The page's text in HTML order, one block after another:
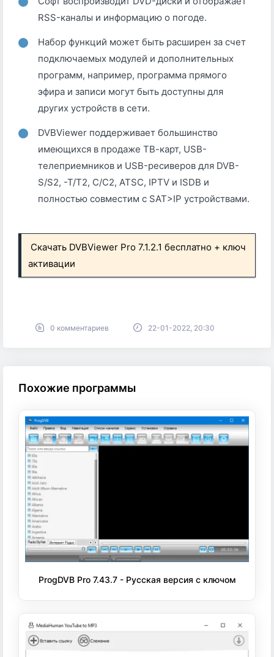
RSS-каналы и информацию о погоде.
Набор функций может быть расширен за счет
подключаемых модулей и дополнительных
программ, например, программа прямого
эфира и записи могут быть доступны для
других устройств в сети.
DVBViewer поддерживает большинство
имеющихся в продаже ТВ-карт, USB-
телеприемников и USB-ресиверов для DVB-
S/S2, -T/T2, C/C2, ATSC, IPTV и ISDB и
полностью совместим с SAT>IP устройствами.
Скачать DVBViewer Pro 7.1.2.1 бесплатно + ключ
активации
0 комментариев 22-01-2022, 20:30
Похожие программы
ProgDVB Pro 7.43.7 - Русская версия с ключом